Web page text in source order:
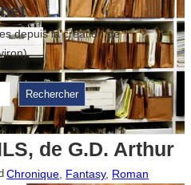
depuis la création de
Rechercher
de G.D. Arthur
Chronique Fantasy, Roman